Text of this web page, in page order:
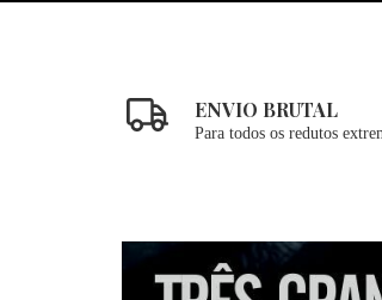
ENVIO BRUTAL
Para todos os redutos